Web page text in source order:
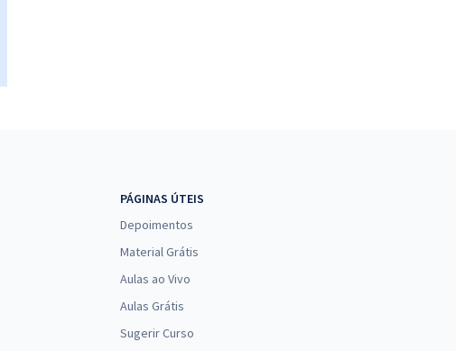
PÁGINAS ÚTEIS
Depoimentos
Material Grátis
Aulas ao Vivo
Aulas Grátis
Sugerir Curso